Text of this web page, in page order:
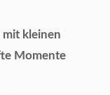
mit kleinen
Momente